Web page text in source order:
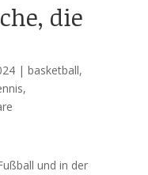
die
| basketball,
,
und in der